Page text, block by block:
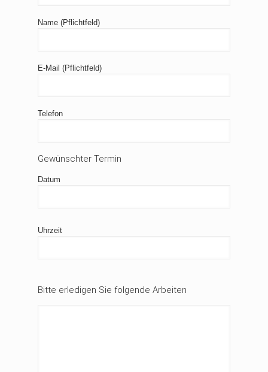
Name (Pflichtfeld)
E-Mail (Pflichtfeld)
Telefon
Gewünschter Termin
Datum
Uhrzeit
Bitte erledigen Sie folgende Arbeiten